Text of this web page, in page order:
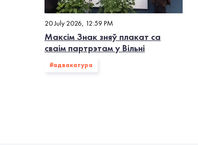
20 July 2026, 12:59 PM
Максім Знак зняў плакат са
сваім партрэтам у Вільні
#адвакатура